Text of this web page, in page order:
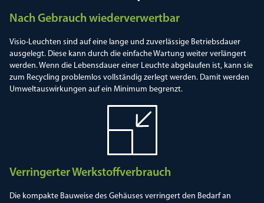
Nach Gebrauch wiederverwertbar
Visio-Leuchten sind auf eine lange und zuverlässige Betriebsdauer
ausgelegt. Diese kann durch die einfache Wartung weiter verlängert
werden. Wenn die Lebensdauer einer Leuchte abgelaufen ist, kann sie
zum Recycling problemlos vollständig zerlegt werden. Damit werden
Umweltauswirkungen auf ein Minimum begrenzt.
Verringerter Werkstoffverbrauch
Die kompakte Bauweise des Gehäuses verringert den Bedarf an